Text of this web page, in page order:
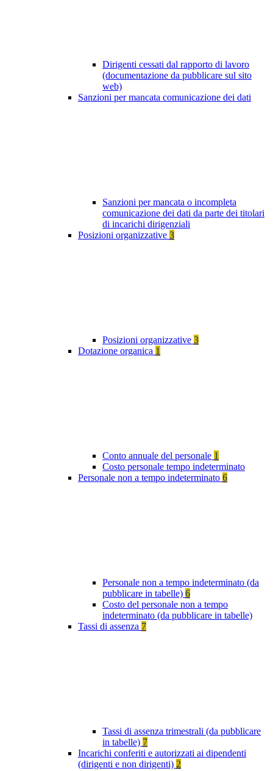
Dirigenti cessati dal rapporto di lavoro
(documentazione da pubblicare sul sito
web)
Sanzioni per mancata comunicazione dei dati
Sanzioni per mancata o incompleta
comunicazione dei dati da parte dei titolari
di incarichi dirigenziali
Posizioni organizzative 3
Posizioni organizzative 3
Dotazione organica 1
Conto annuale del personale 1
Costo personale tempo indeterminato
Personale non a tempo indeterminato 6
Personale non a tempo indeterminato (da
pubblicare in tabelle) 6
Costo del personale non a tempo
indeterminato (da pubblicare in tabelle)
Tassi di assenza 7
Tassi di assenza trimestrali (da pubblicare
in tabelle) 7
Incarichi conferiti e autorizzati ai dipendenti
(dirigenti e non dirigenti) 2